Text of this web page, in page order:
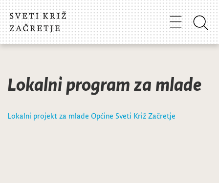
Lokalni program za mlade
Lokalni projekt za mlade Općine Sveti Križ Začretje